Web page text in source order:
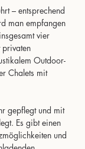
– entsprechend
man empfangen
vier
Outdoor-
Chalets mit
gepflegt und mit
Es gibt einen
und